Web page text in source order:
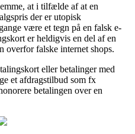
at i tilfælde af at en
der er utopisk
være et tegn på en falsk e-
er heldigvis en del af en
overfor falske internet shops.
eller betalinger med
et afdragstilbud som fx
betalingen over en